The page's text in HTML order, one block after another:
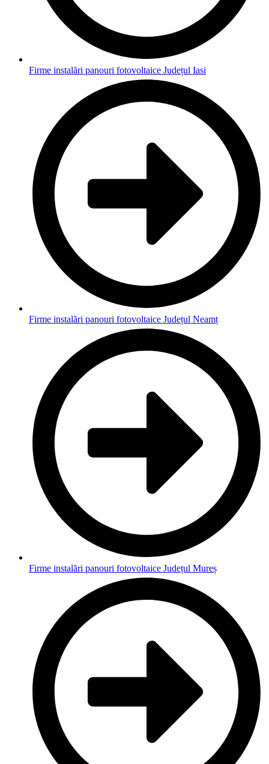
Firme instalări panouri fotovoltaice Județul Iasi
Firme instalări panouri fotovoltaice Județul Neamț
Firme instalări panouri fotovoltaice Județul Mureș